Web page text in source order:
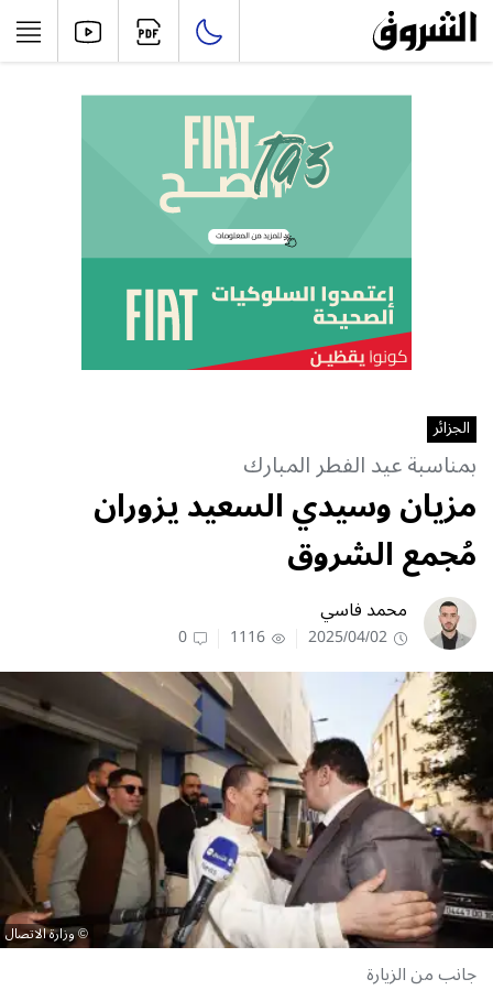
الجزائر
بمناسبة عيد الفطر المبارك
مزيان وسيدي السعيد يزوران
مُجمع الشروق
محمد فاسي
2025/04/02
1116
0
وزارة الاتصال
جانب من الزيارة